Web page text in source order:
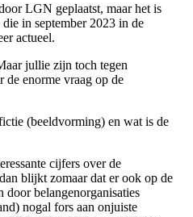
LGN geplaatst, maar het is
in september 2023 in de
actueel.
jullie zijn toch tegen
enorme vraag op de
(beeldvorming) en wat is de
cijfers over de
blijkt zomaar dat er ook op de
belangenorganisaties
nogal fors aan onjuiste